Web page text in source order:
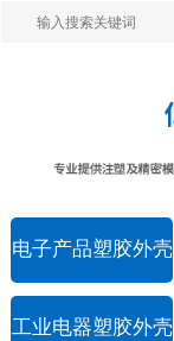
电子产品塑胶外壳
工业电器塑胶外壳